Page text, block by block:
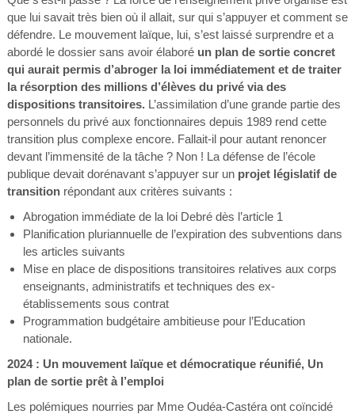
que lui savait très bien où il allait, sur qui s’appuyer et comment se
défendre. Le mouvement laïque, lui, s’est laissé surprendre et a
abordé le dossier sans avoir élaboréun plan de sortie concret
qui aurait permis d’abroger la loi immédiatement et de traiter
la résorption des millions d’élèves du privé via des
dispositions transitoires.L’assimilation d’une grande partie des
personnels du privé aux fonctionnaires depuis 1989 rend cette
transition plus complexe encore. Fallait-il pour autant renoncer
devant l’immensité de la tâche ? Non ! La défense de l’école
publique devait dorénavant s’appuyer sur un projet législatif de
transitionrépondant aux critères suivants :
Abrogation immédiate de la loi Debré dès l’article 1
Planification pluriannuelle de l’expiration des subventions dans
les articles suivants
Mise en place de dispositions transitoires relatives aux corps
enseignants, administratifs et techniques des ex-
établissements sous contrat
Programmation budgétaire ambitieuse pour l’Education
nationale.
2024 : Un mouvement laïque et démocratique réunifié, Un
plan de sortie prêt à l’emploi
Les polémiques nourries par Mme Oudéa-Castéra ont coïncidé